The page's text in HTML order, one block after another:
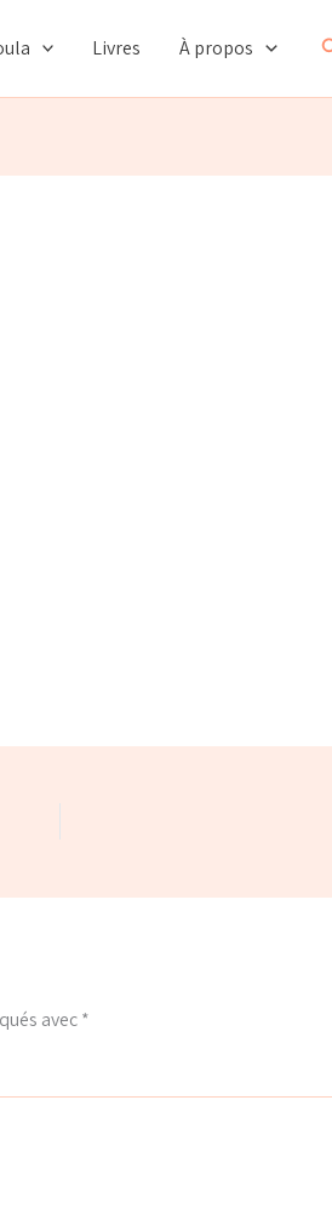
Livres À propos
avec*